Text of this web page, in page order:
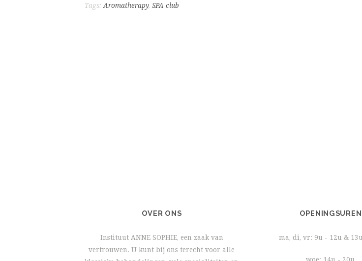
Tags: Aromatherapy, SPA club
OVER ONS
Instituut ANNE SOPHIE, een zaak van
vertrouwen. U kunt bij ons terecht voor alle
OPENINGSUREN
ma, di, vr: 9u - 12u &